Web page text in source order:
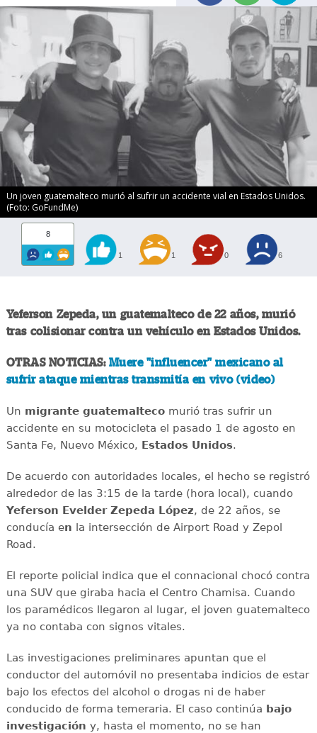
Un joven guatemalteco murió al sufrir un accidente vial en Estados Unidos.
(Foto: GoFundMe)
8
1 1 0 6
Yeferson Zepeda, un guatemalteco de 22 años, murió
tras colisionar contra un vehículo en Estados Unidos.
OTRAS NOTICIAS: Muere "influencer" mexicano al
sufrir ataque mientras transmitía en vivo (video)
Un migrante guatemaltecomurió tras sufrir un
accidente en su motocicleta el pasado 1 de agosto en
Santa Fe, Nuevo México, Estados Unidos.
De acuerdo con autoridades locales, el hecho se registró
alrededor de las 3:15 de la tarde (hora local), cuando
Yeferson Evelder Zepeda López, de 22 años, se
conducía en la intersección de Airport Road y Zepol
Road.
El reporte policial indica que el connacional chocó contra
una SUV que giraba hacia el Centro Chamisa. Cuando
los paramédicos llegaron al lugar, el joven guatemalteco
ya no contaba con signos vitales.
Las investigaciones preliminares apuntan que el
conductor del automóvil no presentaba indicios de estar
bajo los efectos del alcohol o drogas ni de haber
conducido de forma temeraria. El caso continúa bajo
investigación y, hasta el momento, no se han